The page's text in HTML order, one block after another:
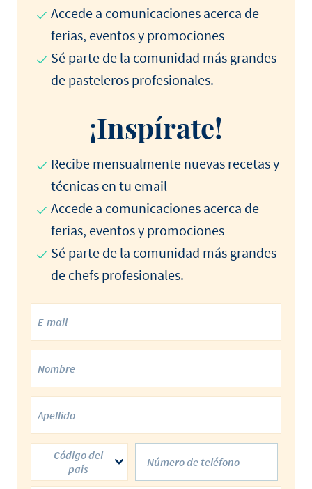
Accede a comunicaciones acerca de
ferias, eventos y promociones
Sé parte de la comunidad más grandes
de pasteleros profesionales.
¡Inspírate!
Recibe mensualmente nuevas recetas y
técnicas en tu email
Accede a comunicaciones acerca de
ferias, eventos y promociones
Sé parte de la comunidad más grandes
de chefs profesionales.
Código del
país